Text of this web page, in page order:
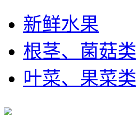
新鲜水果
根茎、菌菇类
叶菜、果菜类